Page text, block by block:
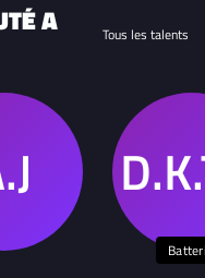
A Tous les talents